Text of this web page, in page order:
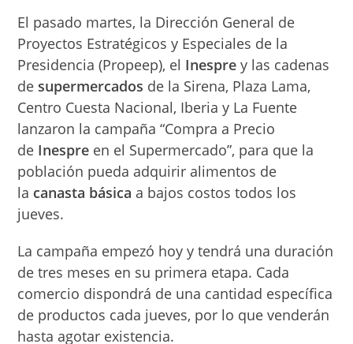
El pasado martes, la Dirección General de
Proyectos Estratégicos y Especiales de la
Presidencia (Propeep), el Inespre y las cadenas
desupermercados de la Sirena, Plaza Lama,
Centro Cuesta Nacional, Iberia y La Fuente
lanzaron la campaña “Compra a Precio
de Inespre en el Supermercado”, para que la
población pueda adquirir alimentos de
la canasta básica a bajos costos todos los
jueves.
La campaña empezó hoy y tendrá una duración
de tres meses en su primera etapa. Cada
comercio dispondrá de una cantidad específica
de productos cada jueves, por lo que venderán
hasta agotar existencia.